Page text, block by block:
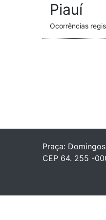
Piauí
Ocorrências
Praça:
CEP 64. 255 -